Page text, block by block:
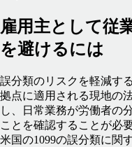
雇用主として従
を避けるには
誤分類のリスクを軽減す
拠点に適用される現地の
し、日常業務が労働者の
ことを確認することが必
米国の1099の誤分類に関